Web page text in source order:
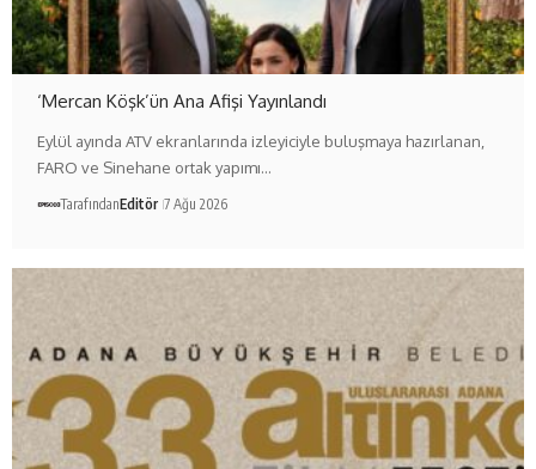
‘Mercan Köşk’ün Ana Afişi Yayınlandı
Eylül ayında ATV ekranlarında izleyiciyle buluşmaya hazırlanan,
FARO ve Sinehane ortak yapımı…
TarafındanEditör 7 Ağu 2026